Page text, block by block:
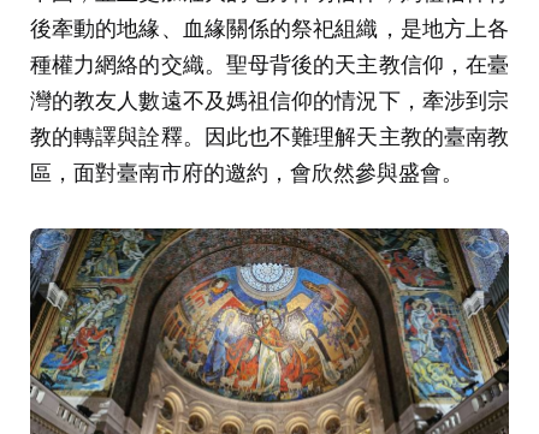
後牽動的地緣、血緣關係的祭祀組織，是地方上各
種權力網絡的交織。聖母背後的天主教信仰，在臺
灣的教友人數遠不及媽祖信仰的情況下，牽涉到宗
教的轉譯與詮釋。因此也不難理解天主教的臺南教
區，面對臺南市府的邀約，會欣然參與盛會。